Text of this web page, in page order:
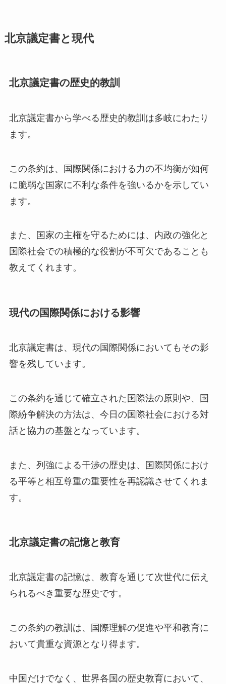
北京議定書と現代
北京議定書の歴史的教訓
北京議定書から学べる歴史的教訓は多岐にわたり
ます。
この条約は、国際関係における力の不均衡が如何
に脆弱な国家に不利な条件を強いるかを示してい
ます。
また、国家の主権を守るためには、内政の強化と
国際社会での積極的な役割が不可欠であることも
教えてくれます。
現代の国際関係における影響
北京議定書は、現代の国際関係においてもその影
響を残しています。
この条約を通じて確立された国際法の原則や、国
際紛争解決の方法は、今日の国際社会における対
話と協力の基盤となっています。
また、列強による干渉の歴史は、国際関係におけ
る平等と相互尊重の重要性を再認識させてくれま
す。
北京議定書の記憶と教育
北京議定書の記憶は、教育を通じて次世代に伝え
られるべき重要な歴史です。
この条約の教訓は、国際理解の促進や平和教育に
おいて貴重な資源となり得ます。
中国だけでなく、世界各国の歴史教育において、